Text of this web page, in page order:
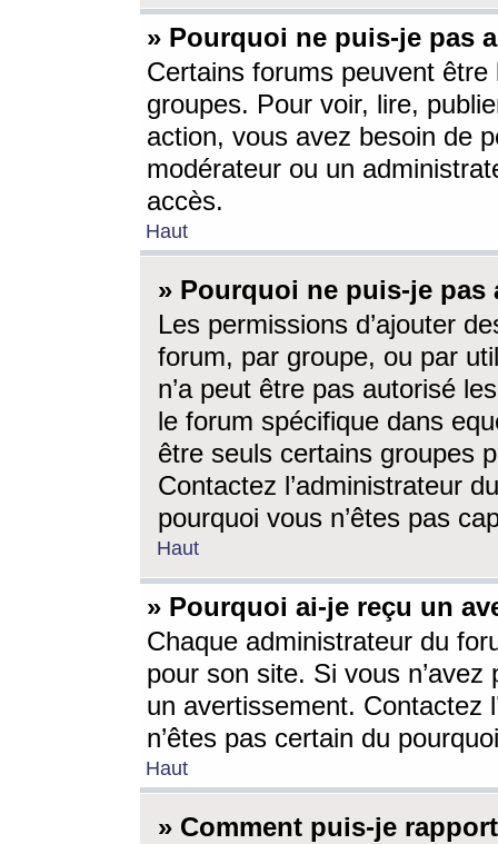
» Pourquoi ne puis-je pas
Certains forums peuvent être
groupes. Pour voir, lire,
action, vous avez besoin de
modérateur ou un
accès.
Haut
» Pourquoi ne puis-je
Les permissions d’ajouter
forum, par groupe, ou par
n’a peut être pas autorisé
le forum spécifique dans
être seuls certains groupes
Contactez l’administrateur
pourquoi vous n’êtes pas
Haut
» Pourquoi ai-je reçu un
Chaque administrateur du
pour son site. Si vous
un avertissement. Contactez
n’êtes pas certain du
Haut
» Comment puis-je